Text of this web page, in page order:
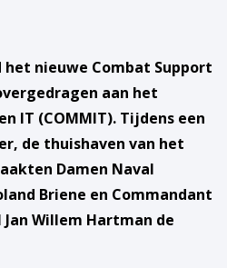
het nieuwe Combat Support
aan het
IT (COMMIT). Tijdens een
de thuishaven van het
Damen Naval
Briene en Commandant
Willem Hartman de